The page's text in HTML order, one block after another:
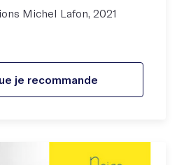
Michel Lafon, 2021
je recommande